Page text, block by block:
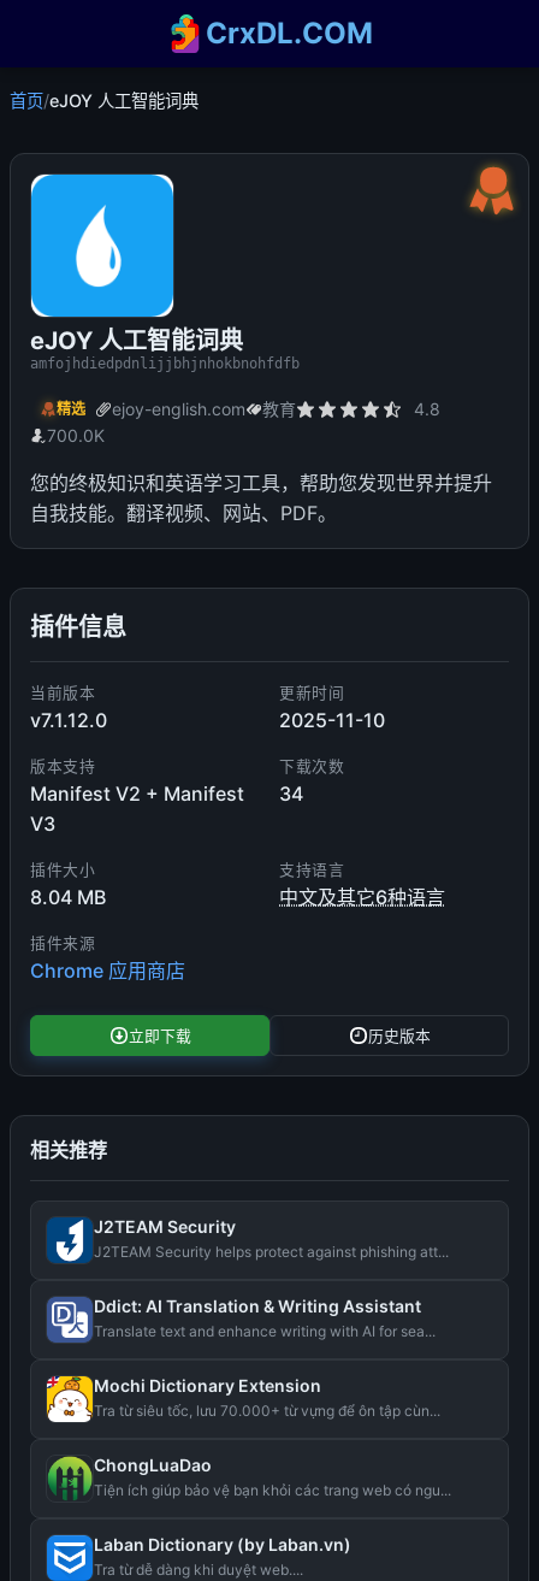
CrxDL.COM
首页/eJOY 人工智能词典
eJOY 人工智能词典
amfojhdiedpdnlijjbhjnhokbnohfdfb
精选 ejoy-english.com 教育
4.8
700.0K
您的终极知识和英语学习工具，帮助您发现世界并提升
自我技能。翻译视频、网站、PDF。
插件信息
当前版本
v7.1.12.0
更新时间
2025-11-10
版本支持
Manifest V2 + Manifest
V3
下载次数
34
插件大小
8.04 MB
支持语言
中文及其它6种语言
插件来源
Chrome 应用商店
立即下载 历史版本
相关推荐
J2TEAM Security
J2TEAM Security helps protect against phishing att...
Ddict: AI Translation & Writing Assistant
Translate text and enhance writing with AI for sea...
Mochi Dictionary Extension
Tra từ siêu tốc, lưu 70.000+ từ vựng để ôn tập cùn...
ChongLuaDao
Tiện ích giúp bảo vệ bạn khỏi các trang web có ngu...
Laban Dictionary (by Laban.vn)
Tra từ dễ dàng khi duyệt web....